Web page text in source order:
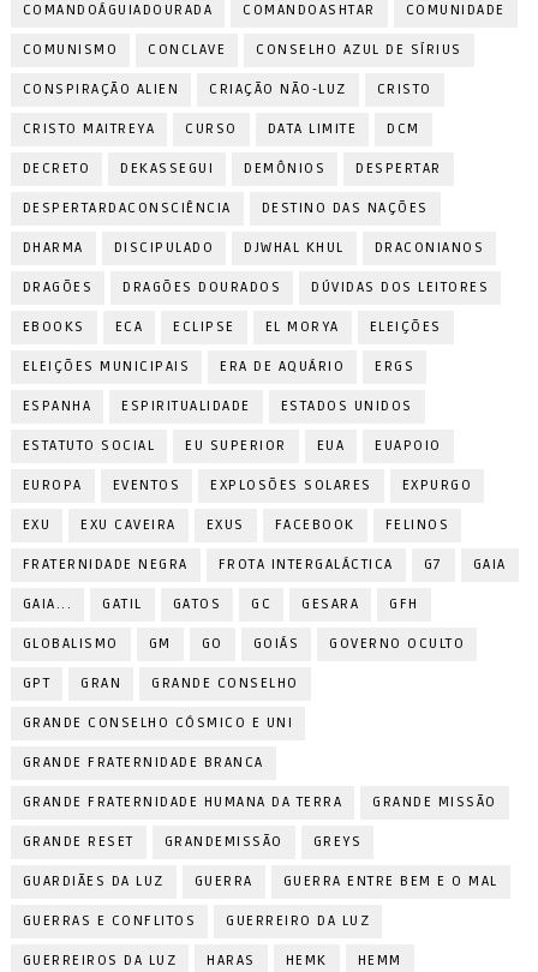
COMANDOÁGUIADOURADA COMANDOASHTAR COMUNIDADE
COMUNISMO CONCLAVE CONSELHO AZUL DE SÍRIUS
CONSPIRAÇÃO ALIEN CRIAÇÃO NÃO-LUZ CRISTO
CRISTO MAITREYA CURSO DATA LIMITE DCM
DECRETO DEKASSEGUI DEMÔNIOS DESPERTAR
DESPERTARDACONSCIÊNCIA DESTINO DAS NAÇÕES
DHARMA DISCIPULADO DJWHAL KHUL DRACONIANOS
DRAGÕES DRAGÕES DOURADOS DÚVIDAS DOS LEITORES
EBOOKS ECA ECLIPSE EL MORYA ELEIÇÕES
ELEIÇÕES MUNICIPAIS ERA DE AQUÁRIO ERGS
ESPANHA ESPIRITUALIDADE ESTADOS UNIDOS
ESTATUTO SOCIAL EU SUPERIOR EUA EUAPOIO
EUROPA EVENTOS EXPLOSÕES SOLARES EXPURGO
EXU EXU CAVEIRA EXUS FACEBOOK FELINOS
FRATERNIDADE NEGRA FROTA INTERGALÁCTICA G7 GAIA
GAIA... GATIL GATOS GC GESARA GFH
GLOBALISMO GM GO GOIÁS GOVERNO OCULTO
GPT GRAN GRANDE CONSELHO
GRANDE CONSELHO CÓSMICO E UNI
GRANDE FRATERNIDADE BRANCA
GRANDE FRATERNIDADE HUMANA DA TERRA GRANDE MISSÃO
GRANDE RESET GRANDEMISSÃO GREYS
GUARDIÃES DA LUZ GUERRA GUERRA ENTRE BEM E O MAL
GUERRAS E CONFLITOS GUERREIRO DA LUZ
GUERREIROS DA LUZ HARAS HEMK HEMM